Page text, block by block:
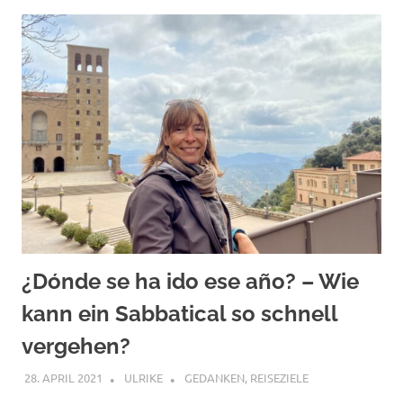
¿Dónde se ha ido ese año? – Wie
kann ein Sabbatical so schnell
vergehen?
28. APRIL 2021 ULRIKE GEDANKEN, REISEZIELE